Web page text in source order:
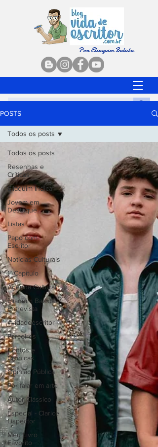
Por Eliaquim Batista
POSTS
Todos os posts
Resenhas e
Críticas
Eliaquim Indica
Jovem em
Destaque
Listas
Papo com
Escritor
Notícias Culturais
1° Capítulo
Agenda Cultural
Eliaquim Batista
Entrevista
#vidadeescritor
Parceiros
Contos e
Crônicas
Opinião Pública
Por falar em arte
Autor Clássico
Especial - Clarice
Lispector
Meu Livro
Favorito
Todos os posts